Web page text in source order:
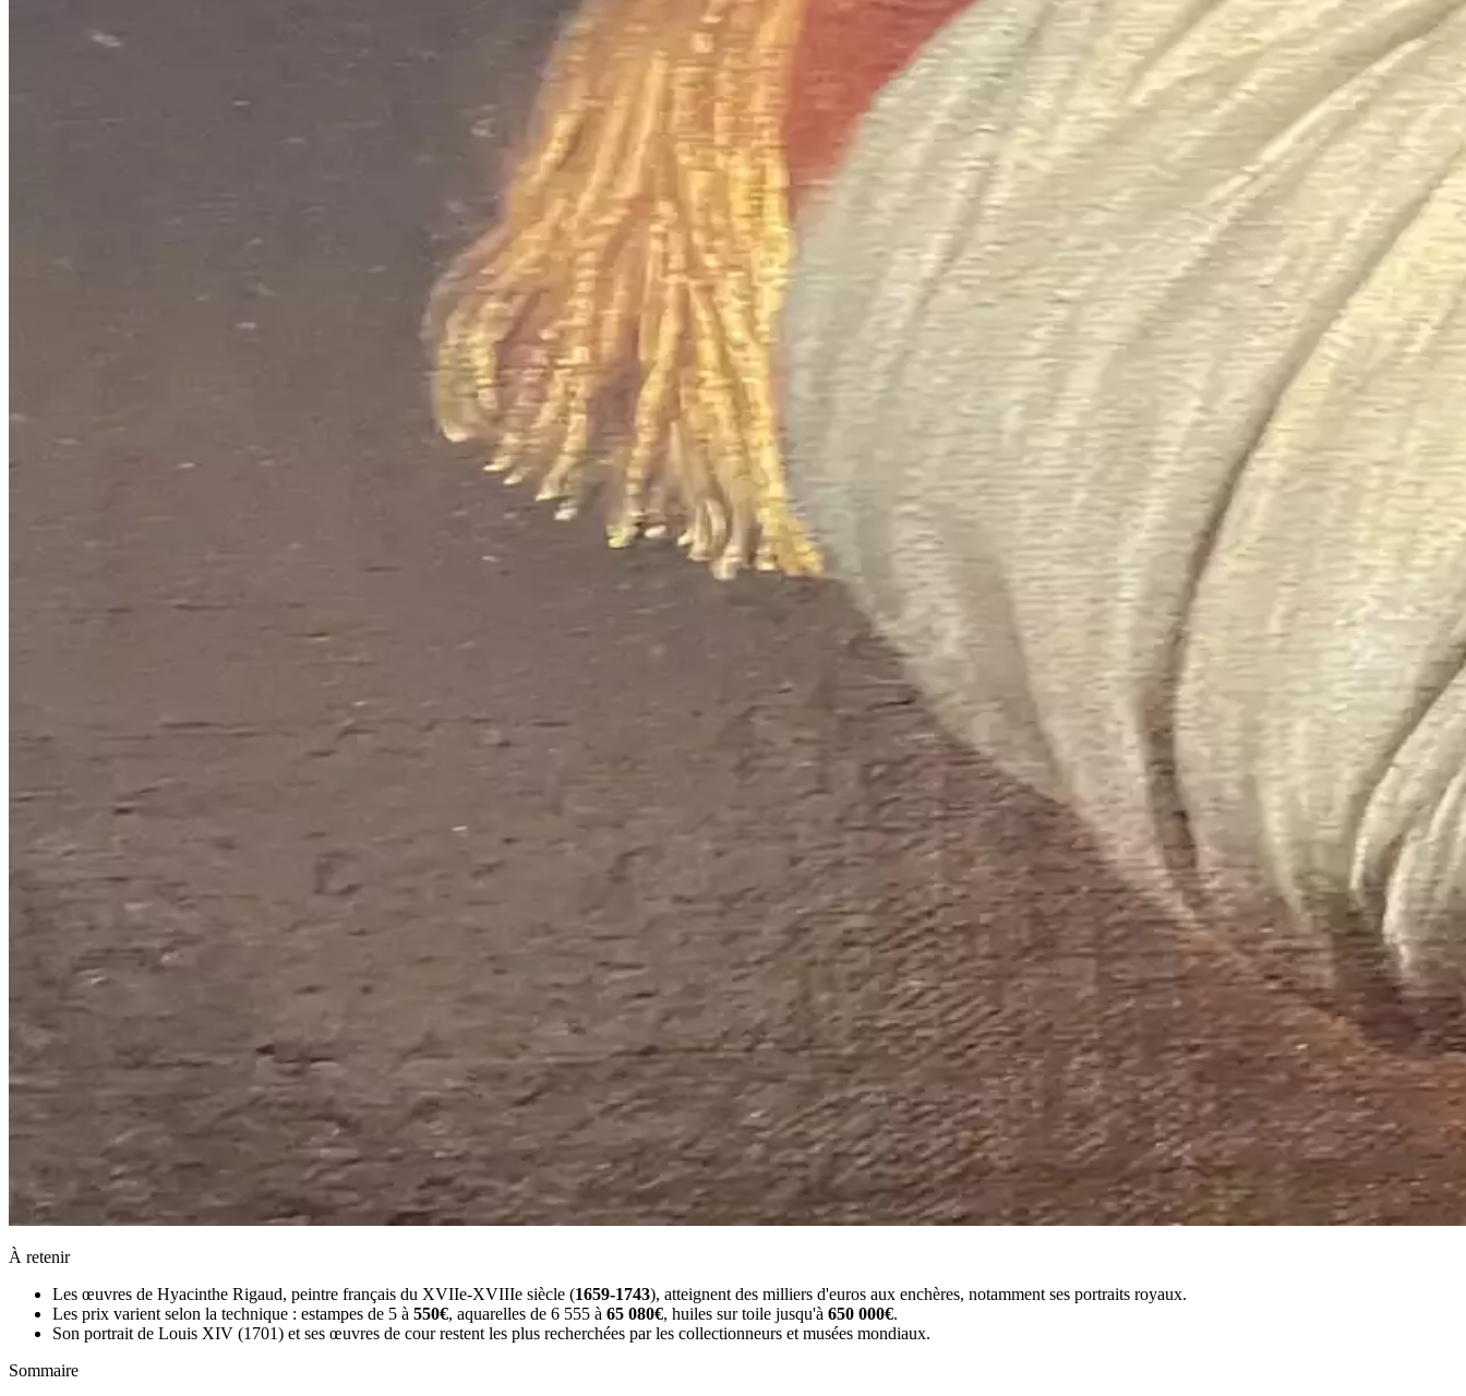
À retenir
Les œuvres de Hyacinthe Rigaud, peintre français du XVIIe-XVIIIe siècle (1659-1743), atteignent des milliers d'euros aux enchères, notamment ses portraits royaux.
Les prix varient selon la technique : estampes de 5 à 550€, aquarelles de 6 555 à 65 080€, huiles sur toile jusqu'à 650 000€.
Son portrait de Louis XIV (1701) et ses œuvres de cour restent les plus recherchées par les collectionneurs et musées mondiaux.
Sommaire